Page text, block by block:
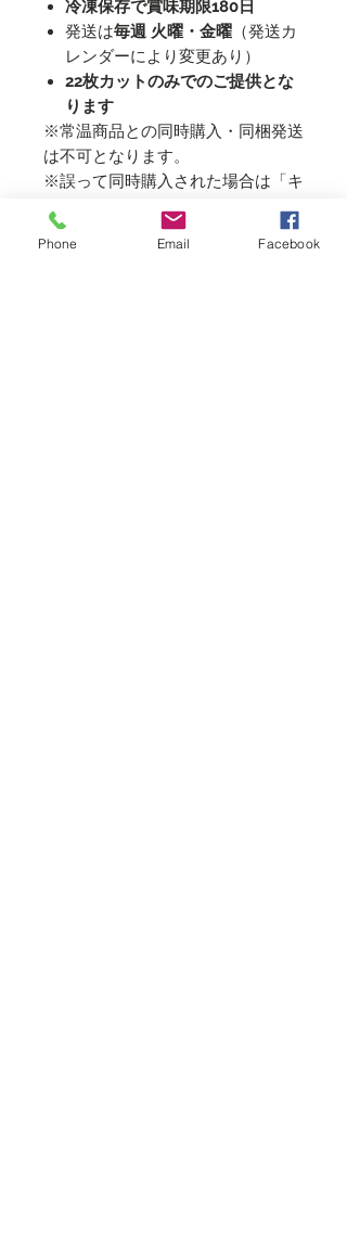
冷凍保存で賞味期限180日
発送は毎週 火曜・金曜 （発送カ
レンダーにより変更あり）
22枚カットのみでのご提供とな
ります
※常温商品との同時購入・同梱発送
は不可となります。
※誤って同時購入された場合は「キ
ャンセル扱い」となります。
※ご注文確定後の内容変更・キャン
セルはお受けできません。
Phone Email Facebook